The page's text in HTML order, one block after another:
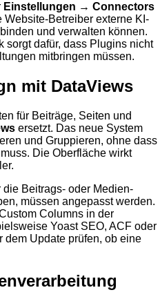
Einstellungen → Connectors
Betreiber externe KI-
und verwalten können.
sorgt dafür, dass Plugins nicht
mitbringen müssen.
mit DataViews
für Beiträge, Seiten und
ersetzt. Das neue System
und Gruppieren, ohne dass
Die Oberfläche wirkt
Beitrags- oder Medien-
müssen angepasst werden.
Columns in der
Yoast SEO, ACF oder
dem Update prüfen, ob eine